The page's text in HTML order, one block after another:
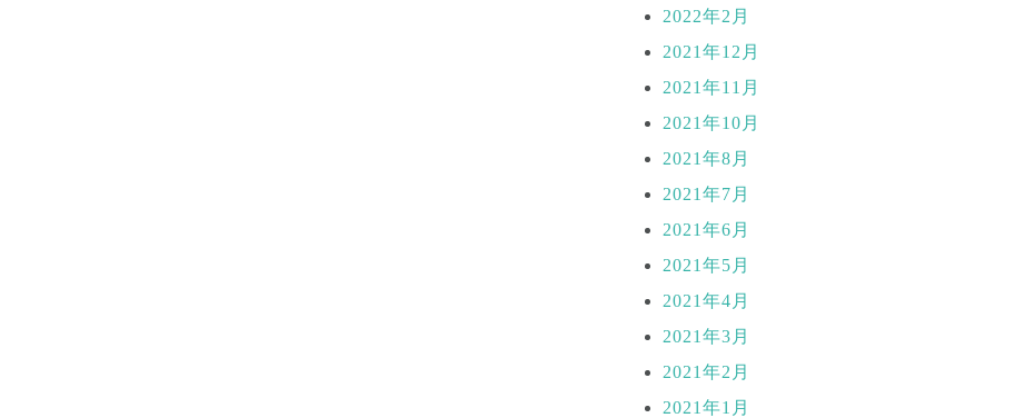
2022年2月
2021年12月
2021年11月
2021年10月
2021年8月
2021年7月
2021年6月
2021年5月
2021年4月
2021年3月
2021年2月
2021年1月